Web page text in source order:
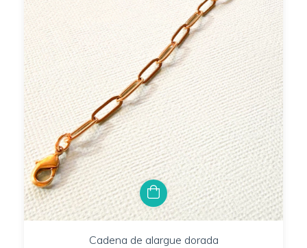
Cadena de alargue dorada